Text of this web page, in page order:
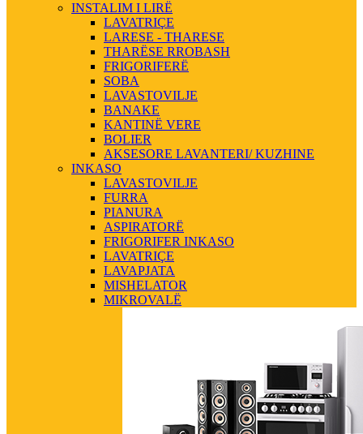
INSTALIM I LIRË
LAVATRIÇE
LARESE - THARESE
THARËSE RROBASH
FRIGORIFERË
SOBA
LAVASTOVILJE
BANAKE
KANTINË VERE
BOLIER
AKSESORE LAVANTERI/ KUZHINE
INKASO
LAVASTOVILJE
FURRA
PIANURA
ASPIRATORË
FRIGORIFER INKASO
LAVATRIÇE
LAVAPJATA
MISHELATOR
MIKROVALË